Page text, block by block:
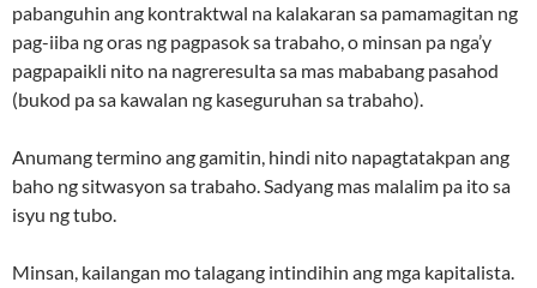
pabanguhin ang kontraktwal na kalakaran sa pamamagitan ng
pag-iiba ng oras ng pagpasok sa trabaho, o minsan pa nga’y
pagpapaikli nito na nagreresulta sa mas mababang pasahod
(bukod pa sa kawalan ng kaseguruhan sa trabaho).
Anumang termino ang gamitin, hindi nito napagtatakpan ang
baho ng sitwasyon sa trabaho. Sadyang mas malalim pa ito sa
isyu ng tubo.
Minsan, kailangan mo talagang intindihin ang mga kapitalista.